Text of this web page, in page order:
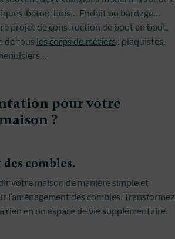
béton, bois… Enduit ou bardage…
projet de construction de bout en bout,
de tous les corps de métiers : plaquistes,
pour votre
?
des combles.
votre maison de manière simple et
l’aménagement des combles. Transformez
rien en un espace de vie supplémentaire.